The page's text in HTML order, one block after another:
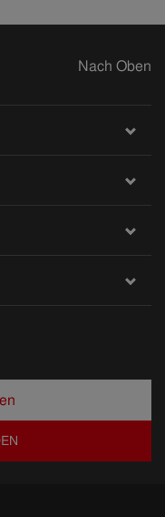
Nach Oben